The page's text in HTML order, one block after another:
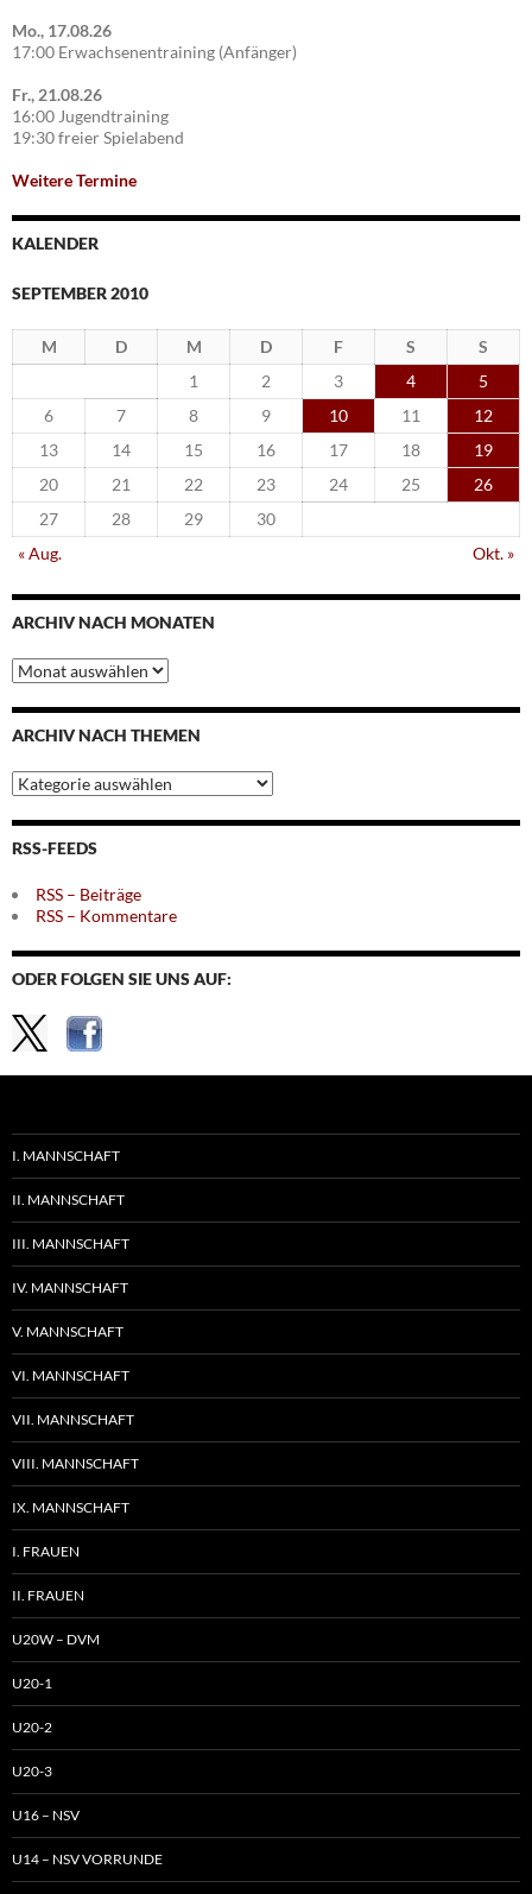
Mo., 17.08.26
17:00 Erwachsenentraining (Anfänger)
Fr., 21.08.26
16:00 Jugendtraining
19:30 freier Spielabend
Weitere Termine
KALENDER
SEPTEMBER 2010
M D M D F S
S
1
2 3 4
5
6
7 8 9 10 11
12
13
14 15 16 17 18
19
20
21 22 23 24 25
26
27
28 29
30
« Aug.
Okt. »
ARCHIV NACH MONATEN
Archiv
nach
Monaten
ARCHIV NACH THEMEN
Archiv
nach
Themen
RSS-FEEDS
RSS – Beiträge
RSS – Kommentare
ODER FOLGEN SIE UNS AUF:
I. MANNSCHAFT
II. MANNSCHAFT
III. MANNSCHAFT
IV. MANNSCHAFT
V. MANNSCHAFT
VI. MANNSCHAFT
VII. MANNSCHAFT
VIII. MANNSCHAFT
IX. MANNSCHAFT
I. FRAUEN
II. FRAUEN
U20W – DVM
U20-1
U20-2
U20-3
U16 – NSV
U14 – NSV VORRUNDE